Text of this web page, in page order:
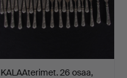
KALAAterimet. 26 osaa,